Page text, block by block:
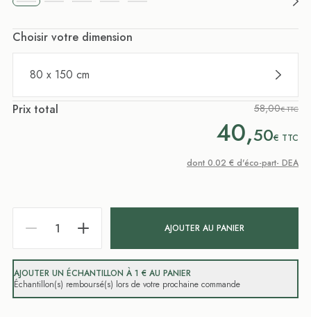
Choisir votre dimension
80 x 150 cm
Prix total 58,00€ TTC
40,50€ TTC
dont 0.02 € d'éco-part- DEA
AJOUTER AU PANIER
AJOUTER UN ÉCHANTILLON À 1 € AU PANIER
Échantillon(s) remboursé(s) lors de votre prochaine commande